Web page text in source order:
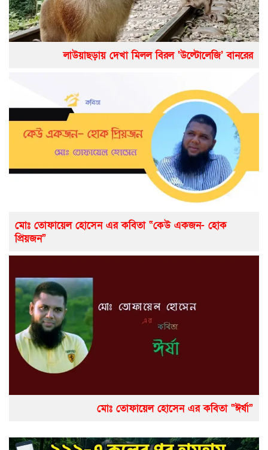
লাউয়াছড়ায় দেখা মিলল বিরল ‘উল্টোলেজি’ বানরের
মোঃ তোফায়েল হোসেন এর কবিতা “কেউ একজন- হোক
প্রিয়জন”
মোঃ তোফায়েল হোসেন এর কবিতা “ঈর্ষা”